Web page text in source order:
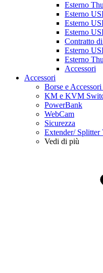
Esterno
Esterno
Esterno
Esterno
Contratto
Esterno
Esterno
Accessori
Accessori
Borse e
KM e KVM
PowerBank
WebCam
Sicurezza
Extender/ Splitter
Vedi di più